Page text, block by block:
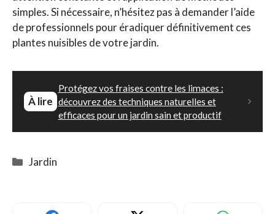
simples. Si nécessaire, n’hésitez pas à demander l’aide
de professionnels pour éradiquer définitivement ces
plantes nuisibles de votre jardin.
À lire
Protégez vos fraises contre les limaces :
découvrez des techniques naturelles et
efficaces pour un jardin sain et productif
Catégories
Jardin